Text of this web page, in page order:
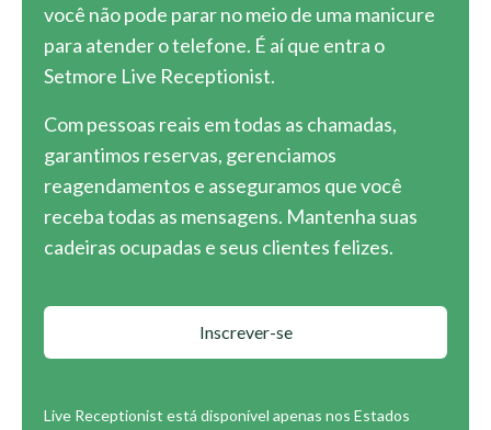
você não pode parar no meio de uma manicure
para atender o telefone. É aí que entra o
Setmore Live Receptionist.
Com pessoas reais em todas as chamadas,
garantimos reservas, gerenciamos
reagendamentos e asseguramos que você
receba todas as mensagens. Mantenha suas
cadeiras ocupadas e seus clientes felizes.
Inscrever-se
Live Receptionist está disponível apenas nos Estados